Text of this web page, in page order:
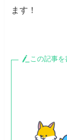
ます！
この記事を